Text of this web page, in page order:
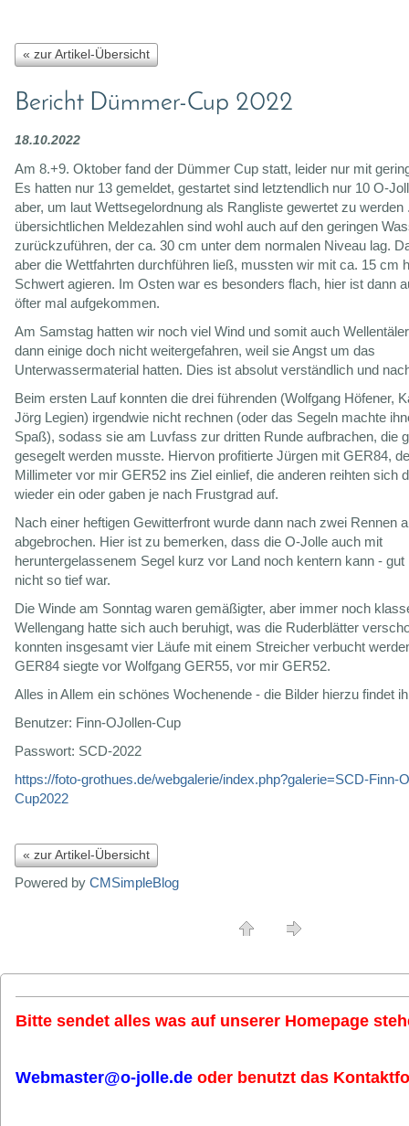
« zur Artikel-Übersicht
Bericht Dümmer-Cup 2022
18.10.2022
Am 8.+9. Oktober fand der Dümmer Cup statt, leider nur mit
Es hatten nur 13 gemeldet, gestartet sind letztendlich nur 10 O-
aber, um laut Wettsegelordnung als Rangliste gewertet zu werden
übersichtlichen Meldezahlen sind wohl auch auf den geringen
zurückzuführen, der ca. 30 cm unter dem normalen Niveau lag.
aber die Wettfahrten durchführen ließ, mussten wir mit ca. 15 cm
Schwert agieren. Im Osten war es besonders flach, hier ist dann
öfter mal aufgekommen.
Am Samstag hatten wir noch viel Wind und somit auch
dann einige doch nicht weitergefahren, weil sie Angst um das
Unterwassermaterial hatten. Dies ist absolut verständlich und
Beim ersten Lauf konnten die drei führenden (Wolfgang Höfener,
Jörg Legien) irgendwie nicht rechnen (oder das Segeln machte
Spaß), sodass sie am Luvfass zur dritten Runde aufbrachen, die
gesegelt werden musste. Hiervon profitierte Jürgen mit GER84,
Millimeter vor mir GER52 ins Ziel einlief, die anderen reihten sich
wieder ein oder gaben je nach Frustgrad auf.
Nach einer heftigen Gewitterfront wurde dann nach zwei Rennen
abgebrochen. Hier ist zu bemerken, dass die O-Jolle auch mit
heruntergelassenem Segel kurz vor Land noch kentern kann - gut
nicht so tief war.
Die Winde am Sonntag waren gemäßigter, aber immer noch
Wellengang hatte sich auch beruhigt, was die Ruderblätter
konnten insgesamt vier Läufe mit einem Streicher verbucht
GER84 siegte vor Wolfgang GER55, vor mir GER52.
Alles in Allem ein schönes Wochenende - die Bilder hierzu findet
Benutzer: Finn-OJollen-Cup
Passwort: SCD-2022
https://foto-grothues.de/webgalerie/index.php?galerie=SCD-Finn-
Cup2022
« zur Artikel-Übersicht
Powered by CMSimpleBlog
Bitte sendet alles was auf unserer Homepage
Webmaster@o-jolle.de oder benutzt das